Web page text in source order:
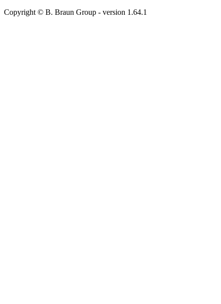
Copyright © B. Braun Group - version 1.64.1